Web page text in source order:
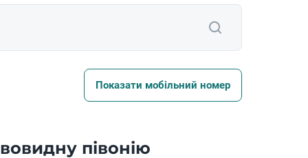
Показати мобільний номер
півонію